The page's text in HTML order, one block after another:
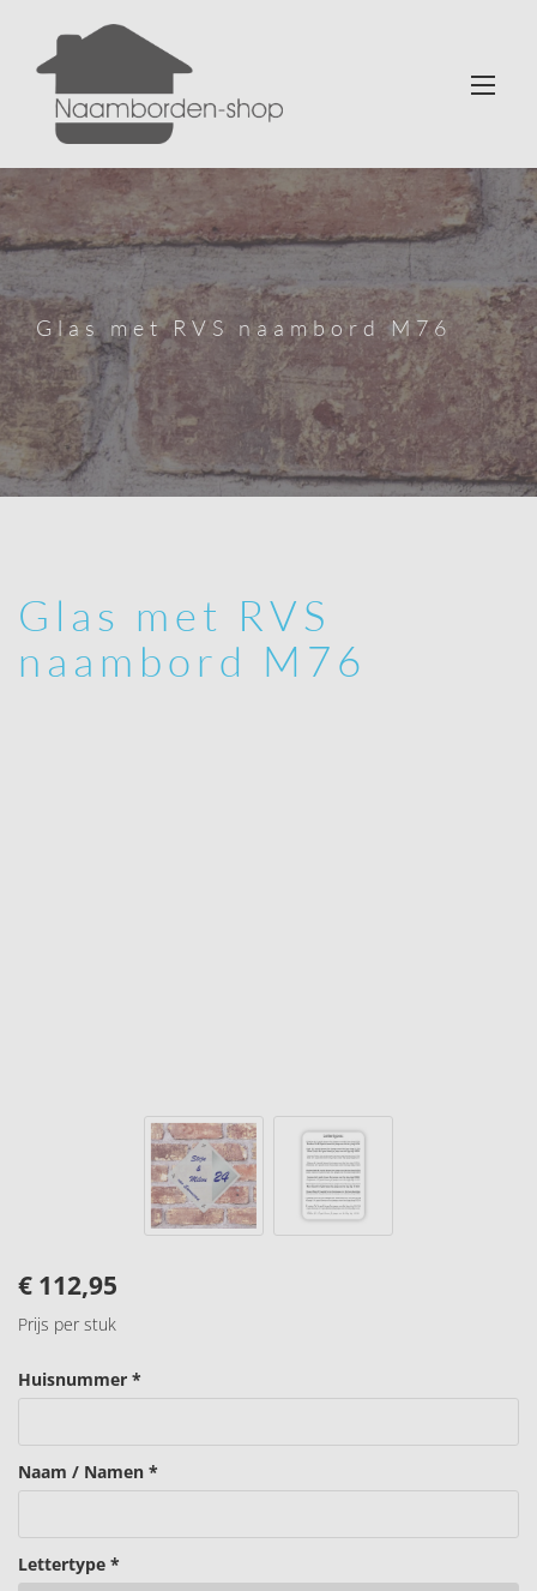
Glas met RVS naambord M76
Glas met RVS
naambord M76
€ 112,95
Prijs per stuk
Huisnummer *
Naam / Namen *
Lettertype *